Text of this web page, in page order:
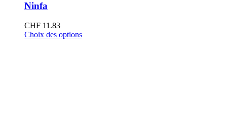
Ninfa
CHF 11.83
Choix des options